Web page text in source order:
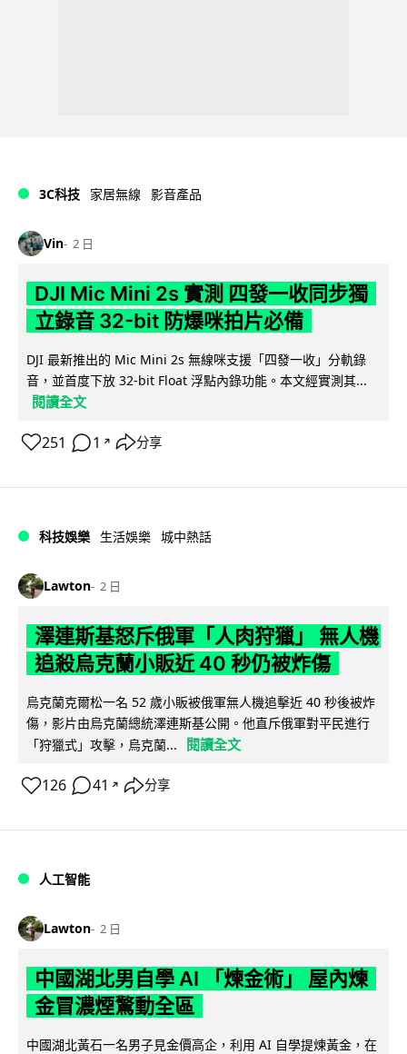
3C科技 家居無線 影音產品
Vin 2 日
DJI Mic Mini 2s 實測 四發一收同步獨
立錄音 32-bit 防爆咪拍片必備
DJI 最新推出的 Mic Mini 2s 無線咪支援「四發一收」分軌錄
音，並首度下放 32-bit Float 浮點內錄功能。本文經實測其...
閱讀全文
251 1 ↗ 分享
科技娛樂 生活娛樂 城中熱話
Lawton 2 日
澤連斯基怒斥俄軍「人肉狩獵」 無人機
追殺烏克蘭小販近 40 秒仍被炸傷
烏克蘭克爾松一名 52 歲小販被俄軍無人機追擊近 40 秒後被炸
傷，影片由烏克蘭總統澤連斯基公開。他直斥俄軍對平民進行
「狩獵式」攻擊，烏克蘭...
閱讀全文
126 41 ↗ 分享
人工智能
Lawton 2 日
中國湖北男自學 AI 「煉金術」 屋內煉
金冒濃煙驚動全區
中國湖北黃石一名男子見金價高企，利用 AI 自學提煉黃金，在